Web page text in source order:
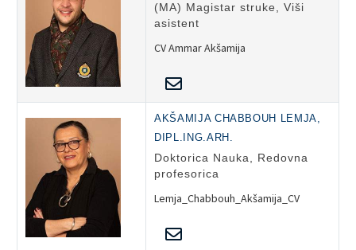
(MA) Magistar struke, Viši
asistent
CV Ammar Akšamija
AKŠAMIJA CHABBOUH LEMJA,
DIPL.ING.ARH.
Doktorica Nauka, Redovna
profesorica
Lemja_Chabbouh_Akšamija_CV